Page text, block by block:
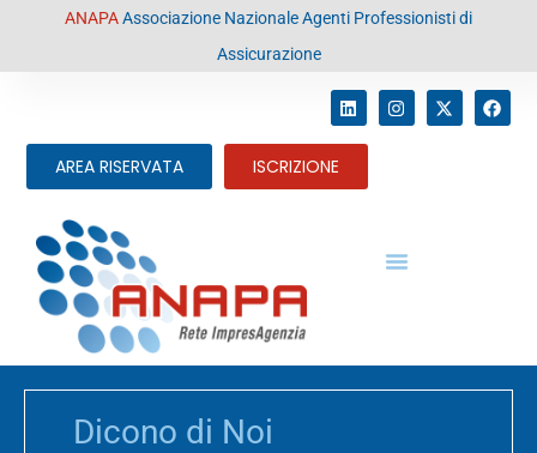
contenutoANAPAAssociazione Nazionale Agenti Professionisti di
Assicurazione
AREA RISERVATA ISCRIZIONE
Dicono di Noi